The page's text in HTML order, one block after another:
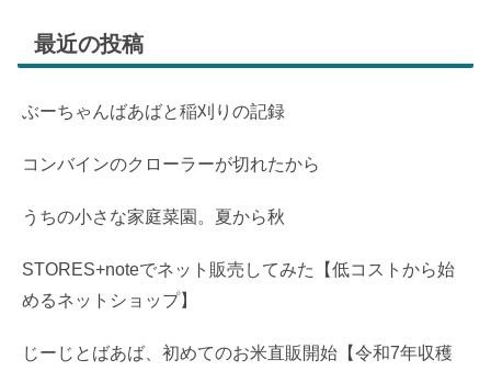
最近の投稿
ぶーちゃんばあばと稲刈りの記録
コンバインのクローラーが切れたから
うちの小さな家庭菜園。夏から秋
STORES+noteでネット販売してみた【低コストから始
めるネットショップ】
じーじとばあば、初めてのお米直販開始【令和7年収穫